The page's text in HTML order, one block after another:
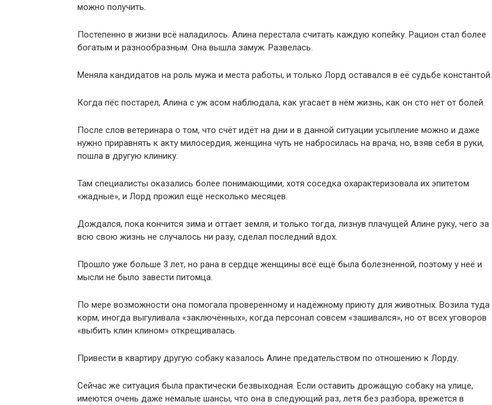
можно получить.
Постепенно в жизни всё наладилось. Алина перестала считать каждую копейку. Рацион стал более
богатым и разнообразным. Она вышла замуж. Развелась.
Меняла кандидатов на роль мужа и места работы, и только Лорд оставался в её судьбе константой.
Когда пёс постарел, Алина с уж асом наблюдала, как угасает в нём жизнь, как он сто нет от болей.
После слов ветеринара о том, что счёт идёт на дни и в данной ситуации усыпление можно и даже
нужно приравнять к акту милосердия, женщина чуть не набросилась на врача, но, взяв себя в руки,
пошла в другую клинику.
Там специалисты оказались более понимающими, хотя соседка охарактеризовала их эпитетом
«жадные», и Лорд прожил ещё несколько месяцев.
Дождался, пока кончится зима и оттает земля, и только тогда, лизнув плачущей Алине руку, чего за
всю свою жизнь не случалось ни разу, сделал последний вдох.
Прошло уже больше 3 лет, но рана в сердце женщины всё ещё была болезненной, поэтому у неё и
мысли не было завести питомца.
По мере возможности она помогала проверенному и надёжному приюту для животных. Возила туда
корм, иногда выгуливала «заключённых», когда персонал совсем «зашивался», но от всех уговоров
«выбить клин клином» открещивалась.
Привести в квартиру другую собаку казалось Алине предательством по отношению к Лорду.
Сейчас же ситуация была практически безвыходная. Если оставить дрожащую собаку на улице,
имеются очень даже немалые шансы, что она в следующий раз, летя без разбора, врежется в